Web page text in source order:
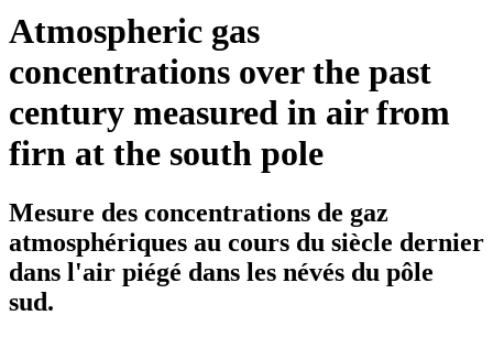
Atmospheric gas
concentrations over the past
century measured in air from
firn at the south pole
Mesure des concentrations de gaz
atmosphériques au cours du siècle dernier
dans l'air piégé dans les névés du pôle
sud.